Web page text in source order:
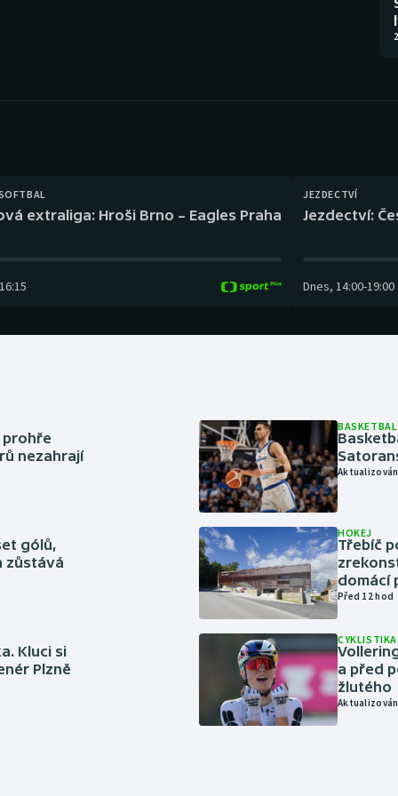
Plážový volejbal
extraliga: Hroši Brno – Eagles Praha
16:15
JEZDECTVÍ
Jezdectví:
Dnes, 14:00-19:00
prohře
nezahrají
gólů,
zůstává
Kluci si
Plzně
BASKETBAL
HOKEJ
Třebíč
domácí
Před 12 hod
CYKLISTIKA
a před
žlutého